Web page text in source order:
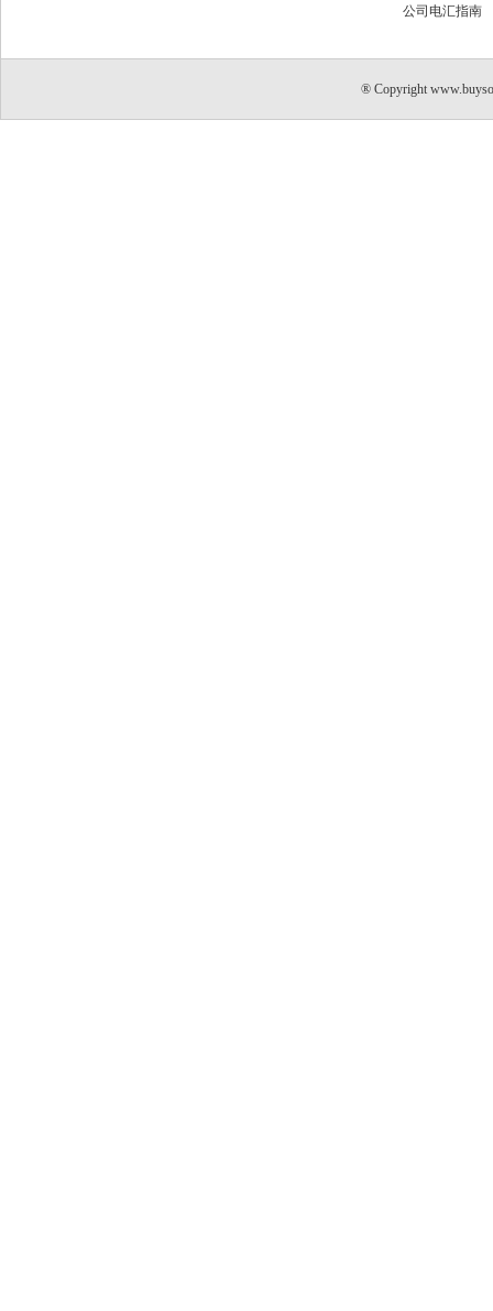
公司电汇指南
® Copyright